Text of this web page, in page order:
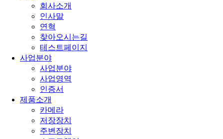
회사소개
인사말
연혁
찾아오시는길
테스트페이지
사업분야
사업분야
사업영역
인증서
제품소개
카메라
저장장치
주변장치